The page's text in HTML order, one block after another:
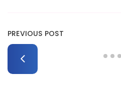
PREVIOUS POST